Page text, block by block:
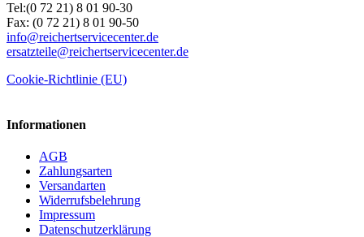
Tel:(0 72 21) 8 01 90-30
Fax: (0 72 21) 8 01 90-50
info@reichertservicecenter.de
ersatzteile@reichertservicecenter.de
Cookie-Richtlinie (EU)
Informationen
AGB
Zahlungsarten
Versandarten
Widerrufsbelehrung
Impressum
Datenschutzerklärung